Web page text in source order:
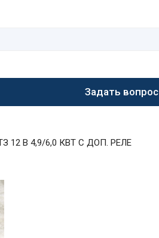
Задать вопрос
12 В 4,9/6,0 КВТ С ДОП. РЕЛЕ